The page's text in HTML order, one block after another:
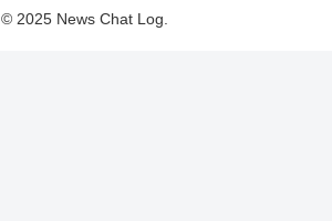
© 2025 News Chat Log.